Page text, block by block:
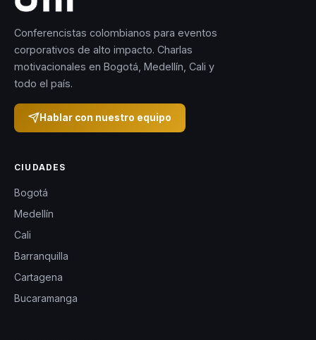
Conferencistas colombianos para eventos
corporativos de alto impacto. Charlas
motivacionales en Bogotá, Medellín, Cali y
todo el país.
Hablar con nuestro equipo
CIUDADES
Bogotá
Medellín
Cali
Barranquilla
Cartagena
Bucaramanga